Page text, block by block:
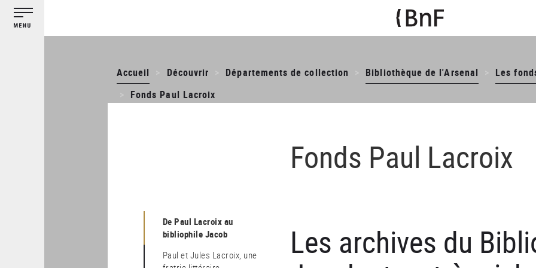
contenu
Accueil Découvrir Départements de collection Bibliothèque de l'Arsenal
Les
Fonds Paul Lacroix
De Paul Lacroix au
bibliophile Jacob
Paul et Jules Lacroix, une
Fonds Paul Lacroix
Les archives du
Gestion des cookies